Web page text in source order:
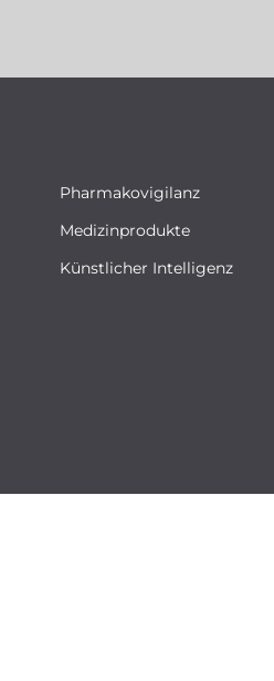
Pharmakovigilanz
Medizinprodukte
Künstlicher Intelligenz